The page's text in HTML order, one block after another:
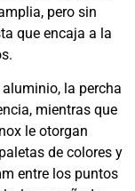
pero sin
que encaja a la
la percha
mientras que
le otorgan
de colores y
entre los puntos